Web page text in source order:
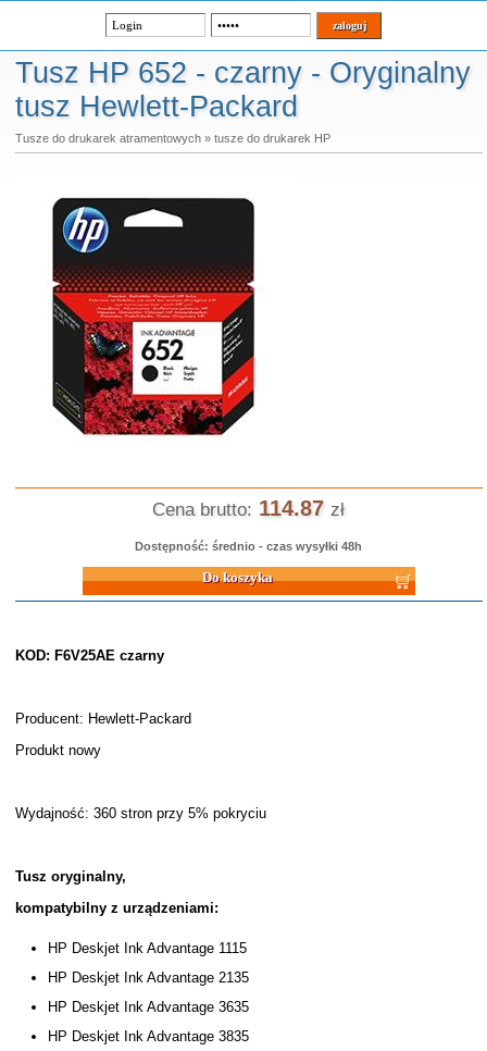
Tusz HP 652 - czarny - Oryginalny
tusz Hewlett-Packard
Tusze do drukarek atramentowych» tusze do drukarek HP
Cena brutto: 114.87 zł
Dostępność: średnio - czas wysyłki 48h
Do koszyka
KOD: F6V25AE czarny
Producent: Hewlett-Packard
Produkt nowy
Wydajność: 360 stron przy 5% pokryciu
Tusz oryginalny,
kompatybilny z urządzeniami:
HP Deskjet Ink Advantage 1115
HP Deskjet Ink Advantage 2135
HP Deskjet Ink Advantage 3635
HP Deskjet Ink Advantage 3835